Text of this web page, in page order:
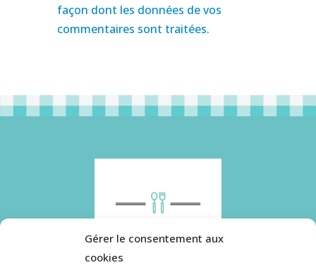
Gérer le consentement aux
cookies
façon dont les données de vos
commentaires sont traitées.